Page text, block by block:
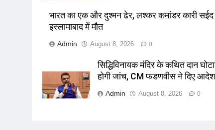
भारत का एक और दुश्मन ढेर, लश्कर कमांडर कारी सईद
इस्लामाबाद में मौत
Admin August 8, 2026 0
सिद्धिविनायक मंदिर के कथित दान
होगी जांच, CM फडणवीस ने दिए आदेश
Admin August 8, 2026 0